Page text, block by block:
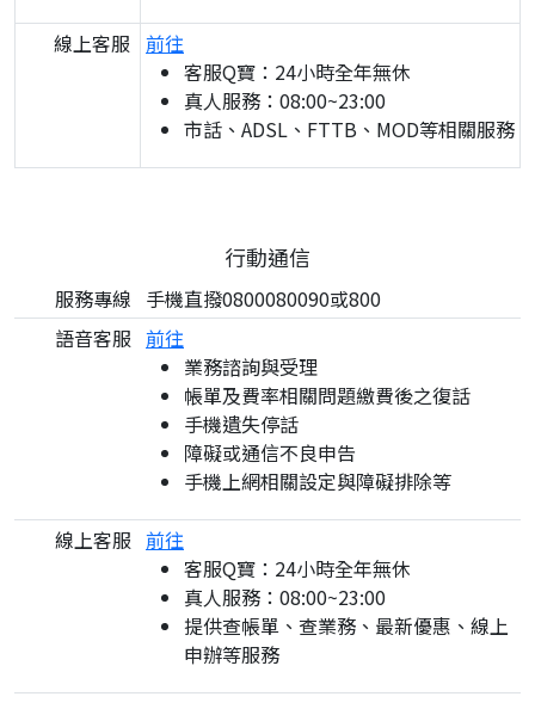
線上客服 前往
客服Q寶：24小時全年無休
真人服務：08:00~23:00
市話、ADSL、FTTB、MOD等相關服務
行動通信
服務專線 手機直撥0800080090或800
語音客服 前往
業務諮詢與受理
帳單及費率相關問題繳費後之復話
手機遺失停話
障礙或通信不良申告
手機上網相關設定與障礙排除等
線上客服 前往
客服Q寶：24小時全年無休
真人服務：08:00~23:00
提供查帳單、查業務、最新優惠、線上
申辦等服務